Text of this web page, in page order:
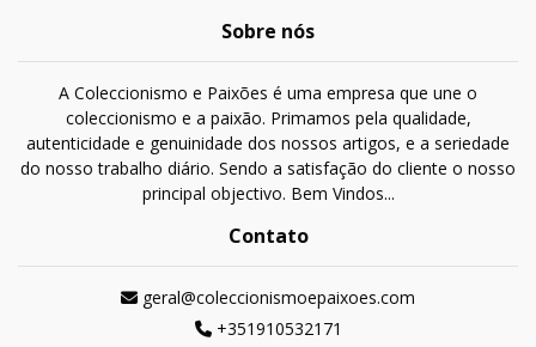
Sobre nós
A Coleccionismo e Paixões é uma empresa que une o
coleccionismo e a paixão. Primamos pela qualidade,
autenticidade e genuinidade dos nossos artigos, e a seriedade
do nosso trabalho diário. Sendo a satisfação do cliente o nosso
principal objectivo. Bem Vindos...
Contato
geral@coleccionismoepaixoes.com
+351910532171